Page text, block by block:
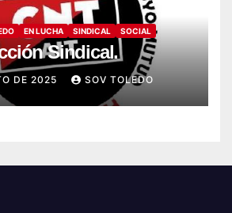
EN LUCHA SINDICAL SOCIAL
Sindical.
DE 2025 SOV TOLEDO